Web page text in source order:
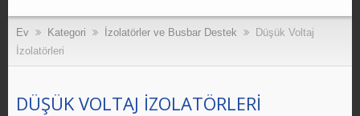
Ev Kategori İzolatörler ve Busbar Destek
Düşük Voltaj
İzolatörleri
DÜŞÜK VOLTAJ İZOLATÖRLERI